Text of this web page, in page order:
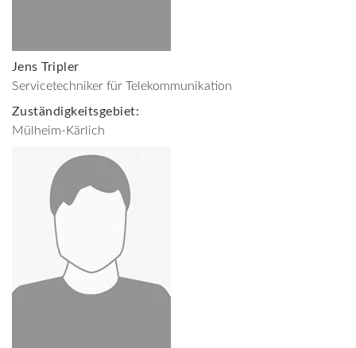
Jens Tripler
Servicetechniker für Telekommunikation
Zuständigkeitsgebiet:
Mülheim-Kärlich